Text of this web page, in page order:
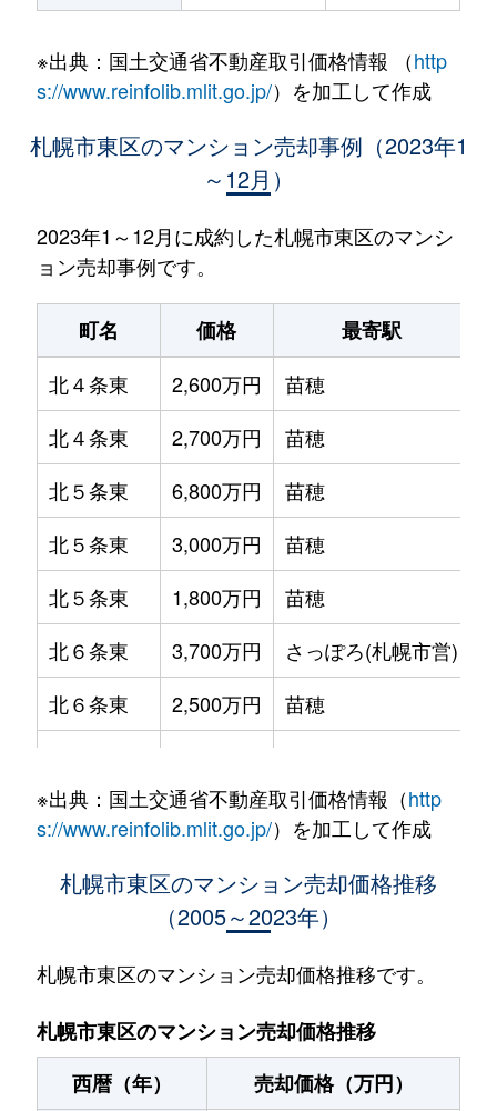
※出典：国土交通省不動産取引価格情報 （http
s://www.reinfolib.mlit.go.jp/）を加工して作成
札幌市東区のマンション売却事例（2023年1
～12月）
2023年1～12月に成約した札幌市東区のマンシ
ョン売却事例です。
町名 価格 最寄駅
北４条東
2,600万円 苗穂
北４条東
2,700万円 苗穂
北５条東
6,800万円 苗穂
北５条東
3,000万円 苗穂
北５条東
1,800万円 苗穂
北６条東
3,700万円 さっぽろ(札幌市営)
北６条東
2,500万円 苗穂
北６条東
3,400万円 東区役所前
3,700万円 東区役所前
北６条東
3,400万円 東区役所前
北７条東
4,900万円 札幌(ＪＲ)
北７条東
3,500万円 東区役所前
※出典：国土交通省不動産取引価格情報（http
s://www.reinfolib.mlit.go.jp/）を加工して作成
札幌市東区のマンション売却価格推移
（2005～2023年）
札幌市東区のマンション売却価格推移です。
札幌市東区のマンション売却価格推移
西暦（年）
売却価格（万円）